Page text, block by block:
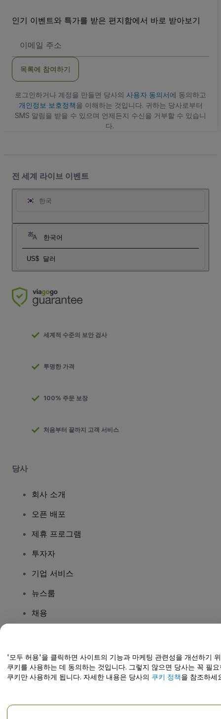
인기 이벤트와 특가를 받은 편지함에서 바로 받아보기
메
소
목록에 참여하기
로그인하거나 계정을 만들면 당사의 사용자 동의서에 동의하고
개인정보 보호정책을 이해하는 것입니다. 귀하는 당사로부터
SMS 알림을 받을 수 있으며 언제든지 수신을 거부할 수 있습니
다.
전 세계 라이브 이벤트
한국
한국어
US$ 달러
세계적 수준의 보안 검사
투명한 가격
100% 주문 보장
처음부터 끝까지 고객 서비스
당사
회사 소개
오픈 배포
제휴 프로그램
투자자
기업 서비스
뉴스룸
채용
도움말 센터 / 문의하기
'모두 허용'을 클릭하면 사이트의 기능과 마케팅 관련성을 개선하기
쿠키를 사용하는 데 동의하는 것입니다. 그렇지 않으면 당사는 꼭 필요
쿠키만 사용하게 됩니다. 자세한 내용은 당사의 쿠키 정책을 참조하세